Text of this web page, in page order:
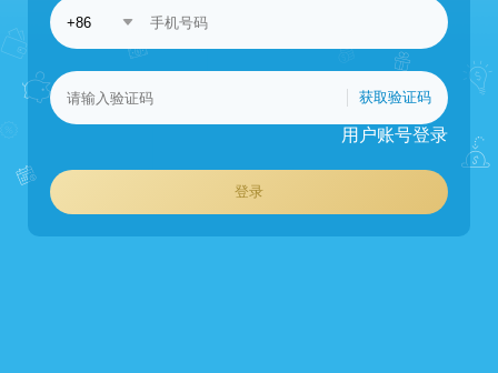
获取验证码
用户账号登录
登录